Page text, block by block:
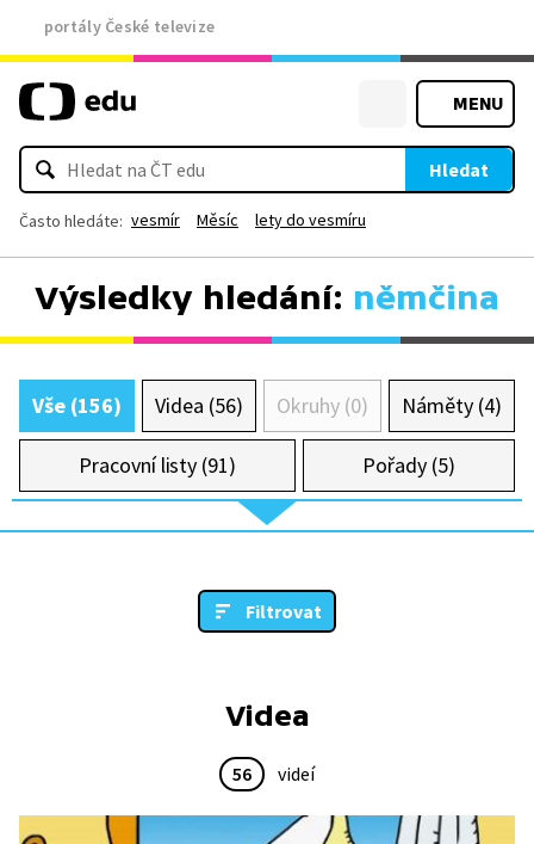
portály České televize
MENU
Hledat
Často hledáte: vesmír Měsíc lety do vesmíru
Výsledky hledání: němčina
Vše (156) Videa (56) Okruhy (0) Náměty (4)
Pracovní listy (91) Pořady (5)
Filtrovat
Videa
56 videí